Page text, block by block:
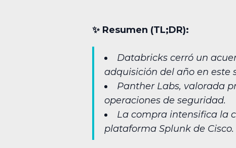
✨︎ Resumen (TL;DR):
Databricks cerró un
adquisición del año en este
Panther Labs, valorada
operaciones de seguridad.
La compra intensifica la
plataforma Splunk de Cisco.